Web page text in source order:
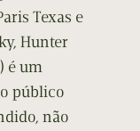
Texas e
Hunter
é um
público
não